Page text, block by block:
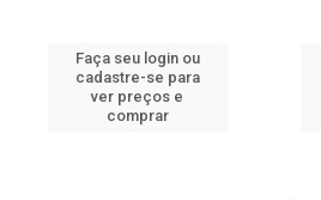
Faça seu login ou
cadastre-se para
ver preços e
comprar